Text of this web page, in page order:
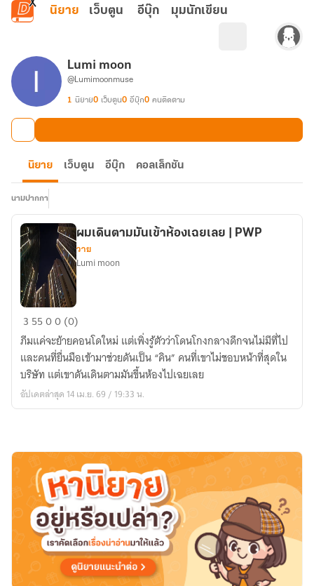
ข้ามไปยังเนื้อหาหลัก
นิยาย เว็บตูน อีบุ๊ก มุมนักเขียน
Lumi moon
@Lumimoonmuse
1 นิยาย0 เว็บตูน0 อีบุ๊ก0 คนติดตาม
นิยาย เว็บตูน อีบุ๊ก คอลเล็กชัน
นามปากกา
ผม
เดิน
ตาม
มัน
เข้า
ห้อง
|
PWP
ผมเดินตามมันเข้าห้องเฉยเลย | PWP
วาย
Lumi moon
3 5500 (0)
ภีมแค่จะย้ายคอนโดใหม่ แต่เพิ่งรู้ตัวว่าโดนโกงกลางดึกจนไม่มีที่ไป
และคนที่ยื่นมือเข้ามาช่วยดันเป็น “คิน” คนที่เขาไม่ชอบหน้าที่สุดใน
บริษัท แต่เขาดันเดินตามมันขึ้นห้องไปเฉยเลย
อัปเดตล่าสุด 14 เม.ย. 69 / 19:33 น.